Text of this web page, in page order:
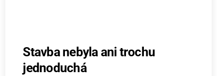
Stavba nebyla ani trochu
jednoduchá